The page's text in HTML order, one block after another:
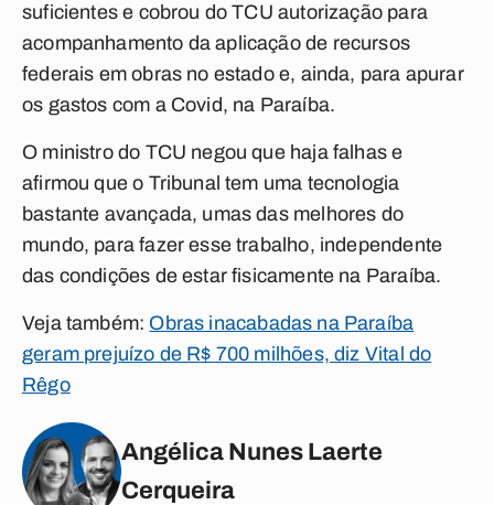
suficientes e cobrou do TCU autorização para
acompanhamento da aplicação de recursos
federais em obras no estado e, ainda, para apurar
os gastos com a Covid, na Paraíba.
O ministro do TCU negou que haja falhas e
afirmou que o Tribunal tem uma tecnologia
bastante avançada, umas das melhores do
mundo, para fazer esse trabalho, independente
das condições de estar fisicamente na Paraíba.
Veja também: Obras inacabadas na Paraíba
geram prejuízo de R$ 700 milhões, diz Vital do
Rêgo
Angélica Nunes Laerte
Cerqueira